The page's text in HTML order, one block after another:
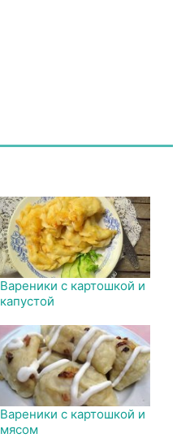
Вареники с картошкой и
капустой
Вареники с картошкой и
мясом